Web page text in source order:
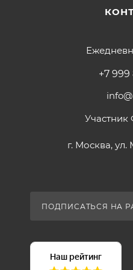
+7 999
г. Москва, ул.
ПОДПИСАТЬСЯ НА